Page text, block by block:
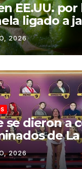
EE.UU.
ligado a
reportan
2026
se dieron a
de La
México
semana
2026